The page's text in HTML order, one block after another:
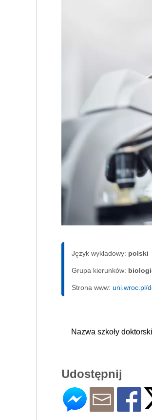
Język wykładowy: polski
Grupa kierunków:
Strona www: uni.wroc.pl/
Nazwa szkoły
Udostępnij